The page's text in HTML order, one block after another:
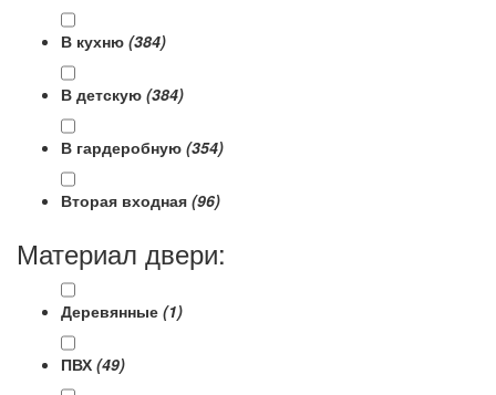
В кухню (384)
В детскую (384)
В гардеробную (354)
Вторая входная (96)
Материал двери:
Деревянные (1)
ПВХ (49)